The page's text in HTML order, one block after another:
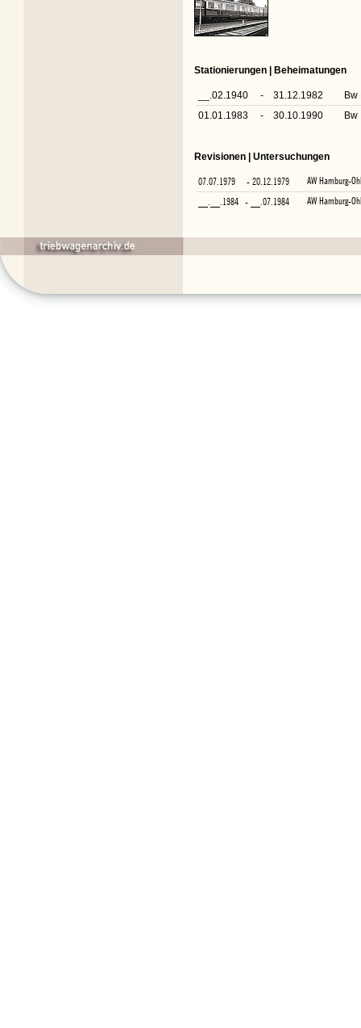
Stationierungen | Beheimatungen
__.02.1940 - 31.12.1982
Bw
01.01.1983
- 30.10.1990 Bw
Revisionen | Untersuchungen
07.07.1979 - 20.12.1979
AW Hamburg-
__.__.1984 - __.07.1984 AW Hamburg-